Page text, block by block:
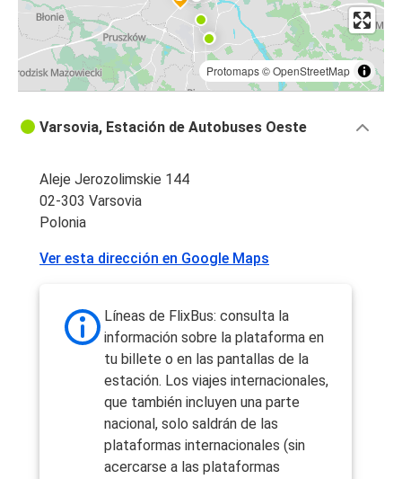
Protomaps©OpenStreetMap
Varsovia, Estación de Autobuses Oeste
Aleje Jerozolimskie 144
02-303 Varsovia
Polonia
Ver esta dirección en Google Maps
Líneas de FlixBus: consulta la
información sobre la plataforma en
tu billete o en las pantallas de la
estación. Los viajes internacionales,
que también incluyen una parte
nacional, solo saldrán de las
plataformas internacionales (sin
acercarse a las plataformas